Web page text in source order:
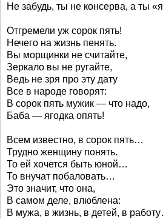
Не забудь, ты не консерва, а ты
Отгремели уж сорок пять!
Нечего на жизнь пенять.
Вы морщинки не считайте,
Зеркало вы не ругайте,
Ведь не зря про эту дату
Все в народе говорят:
В сорок пять мужик — что надо,
Баба — ягодка опять!
Всем известно, в сорок пять…
Трудно женщину понять.
То ей хочется быть юной…
То внучат побаловать…
Это значит, что она,
В самом деле, влюблена:
В мужа, в жизнь, в детей, в